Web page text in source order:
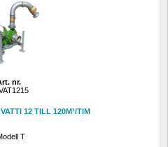
nr.
12 TILL 120M³/TIM
T